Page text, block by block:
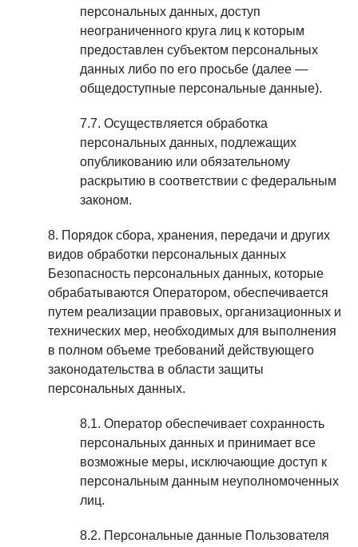
персональных данных, доступ
неограниченного круга лиц к которым
предоставлен субъектом персональных
данных либо по его просьбе (далее —
общедоступные персональные данные).
Осуществляется обработка
персональных данных, подлежащих
опубликованию или обязательному
раскрытию в соответствии с федеральным
законом.
Порядок сбора, хранения, передачи и других
видов обработки персональных данных
Безопасность персональных данных, которые
обрабатываются Оператором, обеспечивается
путем реализации правовых, организационных и
технических мер, необходимых для выполнения
в полном объеме требований действующего
законодательства в области защиты
персональных данных.
Оператор обеспечивает сохранность
персональных данных и принимает все
возможные меры, исключающие доступ к
персональным данным неуполномоченных
лиц.
Персональные данные Пользователя